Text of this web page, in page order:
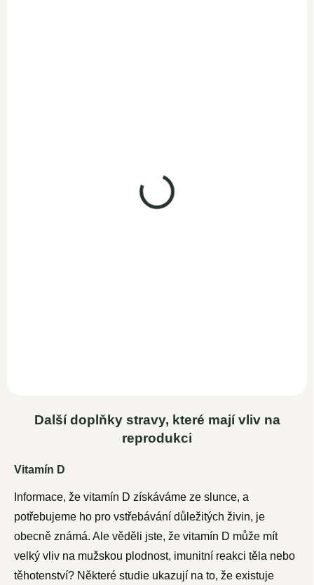
Další doplňky stravy, které mají vliv na
reprodukci
Vitamín D
Informace, že vitamín D získáváme ze slunce, a
potřebujeme ho pro vstřebávání důležitých živin, je
obecně známá. Ale věděli jste, že vitamín D může mít
velký vliv na mužskou plodnost, imunitní reakci těla nebo
těhotenství? Některé studie ukazují na to, že existuje